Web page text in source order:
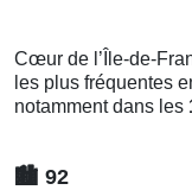
Cœur de l’Île-de-
les plus fréquentes
notamment dans les
🏙️ 92